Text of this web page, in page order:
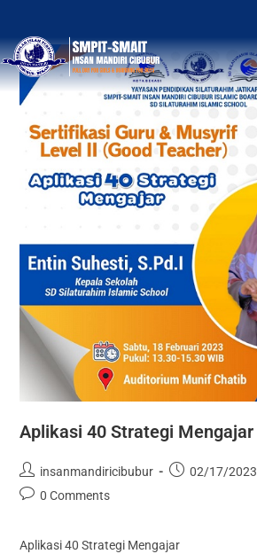
Aplikasi 40 Strategi Mengajar
insanmandiricibubur
02/17/2023
0 Comments
Aplikasi 40 Strategi Mengajar